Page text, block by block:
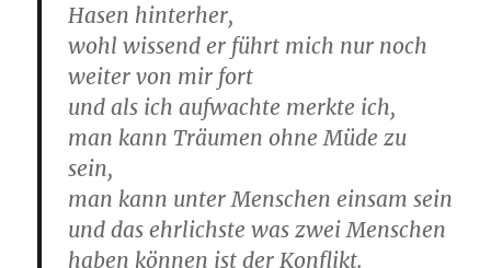
Hasen hinterher,
wohl wissend er führt mich nur noch
weiter von mir fort
und als ich aufwachte merkte ich,
man kann Träumen ohne Müde zu
sein,
man kann unter Menschen einsam sein
und das ehrlichste was zwei Menschen
haben können ist der Konflikt.